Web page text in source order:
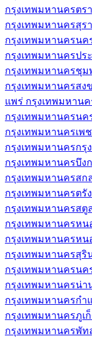
กรุงเทพมหานครตร
กรุงเทพมหานครสุร
กรุงเทพมหานครนค
กรุงเทพมหานครปร
กรุงเทพมหานครชุม
กรุงเทพมหานครสง
แพร่ กรุงเทพมหานค
กรุงเทพมหานครนค
กรุงเทพมหานครเพ
กรุงเทพมหานครกรุ
กรุงเทพมหานครบึง
กรุงเทพมหานครสก
กรุงเทพมหานครตรัง
กรุงเทพมหานครสตู
กรุงเทพมหานครหน
กรุงเทพมหานครหน
กรุงเทพมหานครสุริ
กรุงเทพมหานครนค
กรุงเทพมหานครน่า
กรุงเทพมหานครกำ
กรุงเทพมหานครภูเ
กรุงเทพมหานครพัท